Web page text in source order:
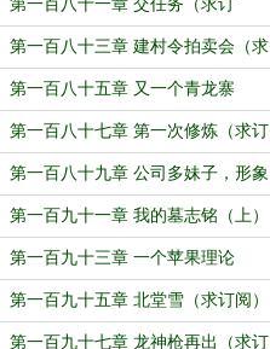
第一百八十一章 交任务（求订
阅！）
第一百八十三章 建村令拍卖会（求
订阅）
第一百八十五章 又一个青龙寨
第一百八十七章 第一次修炼（求订
阅）
第一百八十九章 公司多妹子，形象
改造
第一百九十一章 我的墓志铭（上）
第一百九十三章 一个苹果理论
第一百九十五章 北堂雪（求订阅）
第一百九十七章 龙神枪再出（求订